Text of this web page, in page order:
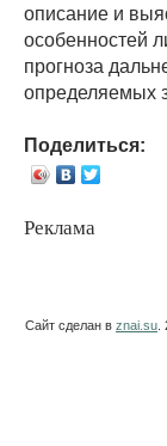
описание и
особенностей
прогноза
определяемых
Поделиться:
Реклама
Сайт сделан в znai.su